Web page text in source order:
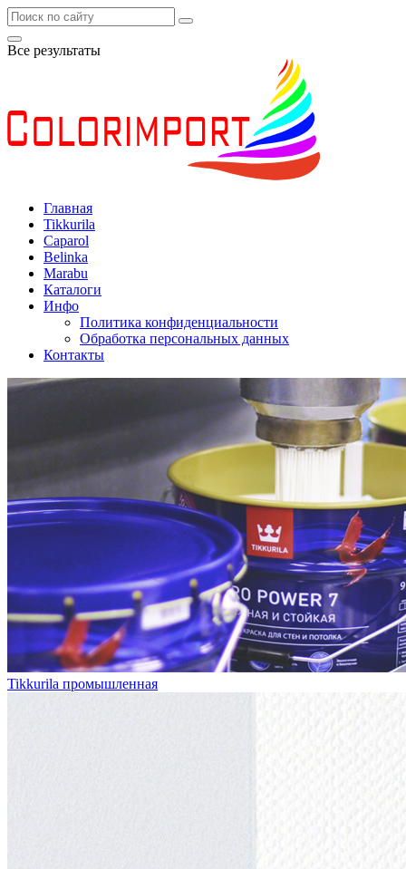
Все результаты
Главная
Tikkurila
Caparol
Belinka
Marabu
Каталоги
Инфо
Политика конфиденциальности
Обработка персональных данных
Контакты
Tikkurila промышленная